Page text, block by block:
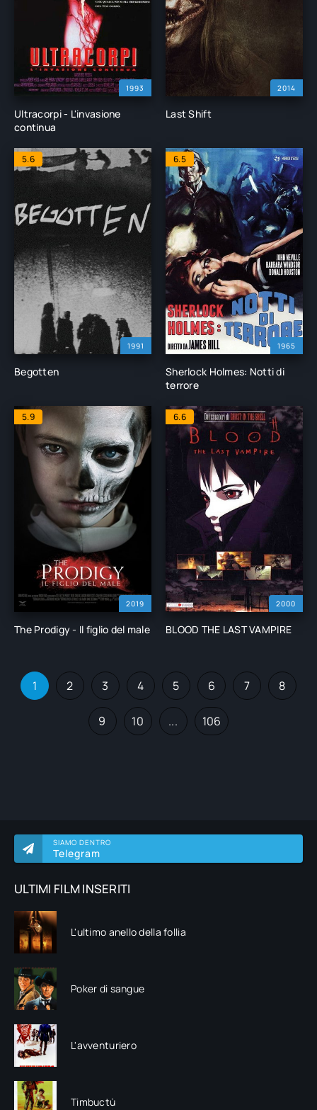
SIAMO DENTRO
Telegram
ULTIMI FILM INSERITI
L'ultimo anello della follia
Poker di sangue
L'avventuriero
Timbuctù
1993
Ultracorpi - L'invasione
continua
2014
Last Shift
1991
5.6
Begotten
1965
6.5
Sherlock Holmes: Notti di
terrore
2019
5.9
The Prodigy - Il figlio del male
2000
6.6
BLOOD THE LAST VAMPIRE
1 2 3 4 5 6 7 8
9 10 ... 106